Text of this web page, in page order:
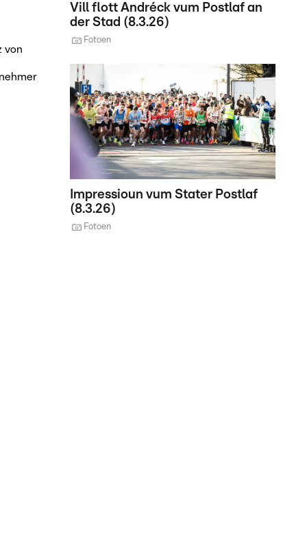
von
Vill flott Andréck vum Postlaf an
der Stad (8.3.26)
Fotoen
Impressioun vum Stater Postlaf
(8.3.26)
Fotoen